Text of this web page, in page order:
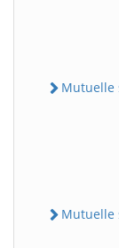
Mutuelle
Mutuelle